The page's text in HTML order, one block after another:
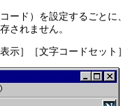
ード）を設定するごとに
されません。
］［文字コードセット